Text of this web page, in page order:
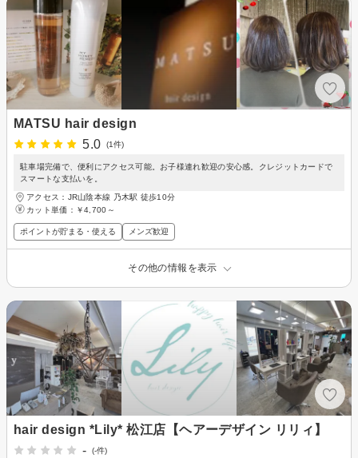
MATSU hair design
5.0
(1件)
駐車場完備で、便利にアクセス可能。お子様連れ歓迎の安心感。クレジットカードで
スマートな支払いを。
アクセス：JR山陰本線 乃木駅 徒歩10分
カット単価： ￥4,700～
ポイントが貯まる・使える メンズ歓迎
その他の情報を表示
hair design *Lily* 松江店【ヘアーデザイン リリィ】
-
(-件)